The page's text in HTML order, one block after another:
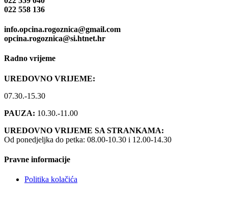
022 558 136
info.opcina.rogoznica@gmail.com
opcina.rogoznica@si.htnet.hr
Radno vrijeme
UREDOVNO VRIJEME:
07.30.-15.30
PAUZA: 10.30.-11.00
UREDOVNO VRIJEME SA STRANKAMA:
Od ponedjeljka do petka: 08.00-10.30 i 12.00-14.30
Pravne informacije
Politika kolačića